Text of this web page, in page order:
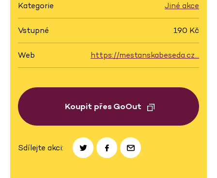
Kategorie Jiné akce
Vstupné 190 Kč
Web https://mestanskabeseda.cz…
Koupit přes GoOut
Sdílejte akci: